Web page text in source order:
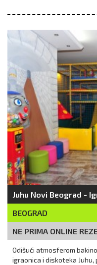
Juhu Novi Beograd -
BEOGRAD
NE PRIMA ONLINE
Odišući atmosferom
igraonica i diskoteka